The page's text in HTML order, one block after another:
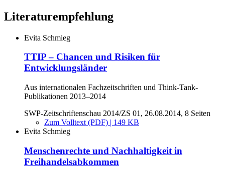
Literaturempfehlung
Evita Schmieg
TTIP – Chancen und Risiken für
Entwicklungsländer
Aus internationalen Fachzeitschriften und Think-Tank-
Publikationen 2013–2014
SWP-Zeitschriftenschau 2014/ZS 01, 26.08.2014, 8 Seiten
Zum Volltext (PDF) | 149 KB
Evita Schmieg
Menschenrechte und Nachhaltigkeit in
Freihandelsabkommen